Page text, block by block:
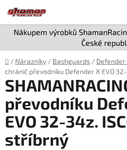
na
obsah
Nákupem výrobků
České
Domů
/ Nárazníky / Bashguards / Defender
chránič převodníku Defender X EVO
převodníku
EVO 32-34z.
stříbrný